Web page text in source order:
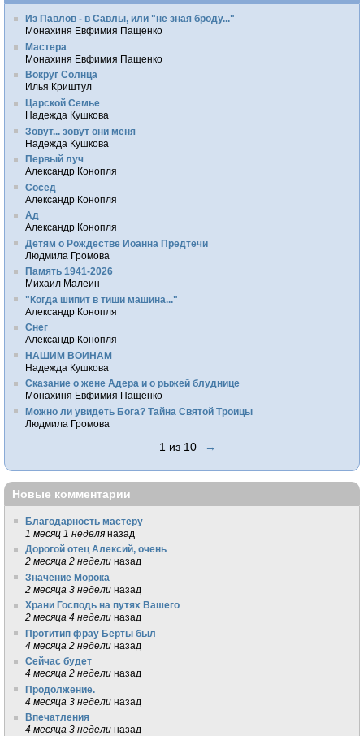
Из Павлов - в Савлы, или "не зная броду..."
Монахиня Евфимия Пащенко
Мастера
Монахиня Евфимия Пащенко
Вокруг Солнца
Илья Криштул
Царской Семье
Надежда Кушкова
Зовут... зовут они меня
Надежда Кушкова
Первый луч
Александр Конопля
Сосед
Александр Конопля
Ад
Александр Конопля
Детям о Рождестве Иоанна Предтечи
Людмила Громова
Память 1941-2026
Михаил Малеин
"Когда шипит в тиши машина..."
Александр Конопля
Снег
Александр Конопля
НАШИМ ВОИНАМ
Надежда Кушкова
Сказание о жене Адера и о рыжей блуднице
Монахиня Евфимия Пащенко
Можно ли увидеть Бога? Тайна Святой Троицы
Людмила Громова
1 из 10 →
Новые комментарии
Благодарность мастеру
1 месяц 1 неделя назад
Дорогой отец Алексий, очень
2 месяца 2 недели назад
Значение Морока
2 месяца 3 недели назад
Храни Господь на путях Вашего
2 месяца 4 недели назад
Протитип фрау Берты был
4 месяца 2 недели назад
Сейчас будет
4 месяца 2 недели назад
Продолжение.
4 месяца 3 недели назад
Впечатления
4 месяца 3 недели назад